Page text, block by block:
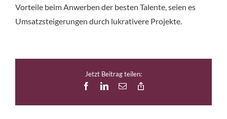
Vorteile beim Anwerben der besten Talente, seien es
Umsatzsteigerungen durch lukrativere Projekte.
Jetzt Beitrag teilen:
FacebookLinkedIn
E-